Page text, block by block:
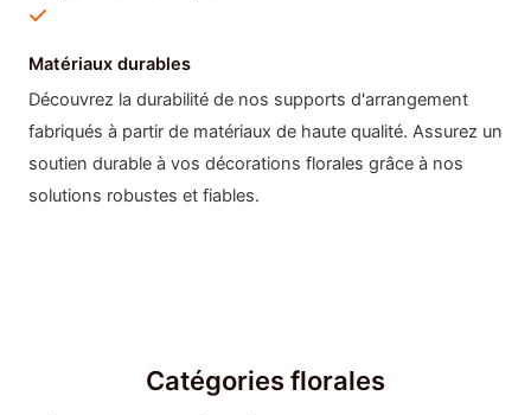
Matériaux durables
Découvrez la durabilité de nos supports d'arrangement
fabriqués à partir de matériaux de haute qualité. Assurez un
soutien durable à vos décorations florales grâce à nos
solutions robustes et fiables.
Catégories florales